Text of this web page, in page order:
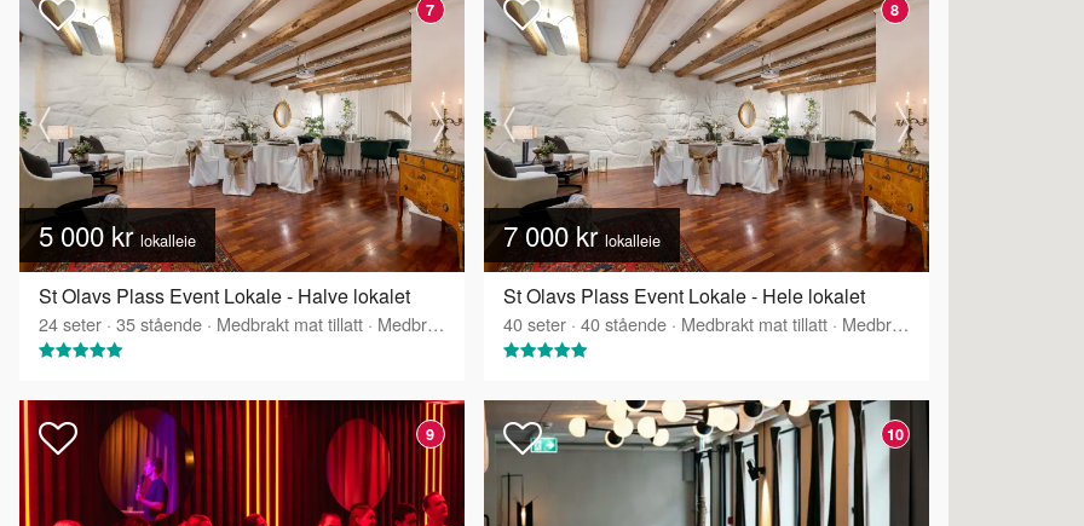
7
5 000 kr lokalleie
St Olavs Plass Event Lokale - Halve lokalet
24seter · 35stående · Medbrakt mat tillatt · Medbrakt drikke tillatt
8
7 000 kr lokalleie
St Olavs Plass Event Lokale - Hele lokalet
40seter · 40stående · Medbrakt mat tillatt · Medbrakt drikke tillatt
9 10